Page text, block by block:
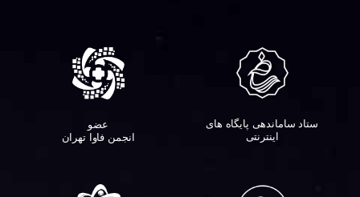
ستاد ساماندهی پایگاه های
اینترنتی
عضو
انجمن فاوا تهران